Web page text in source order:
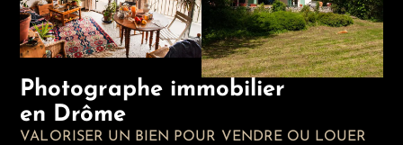
Photographe immobilier
en Drôme
VALORISER UN BIEN POUR VENDRE OU LOUER